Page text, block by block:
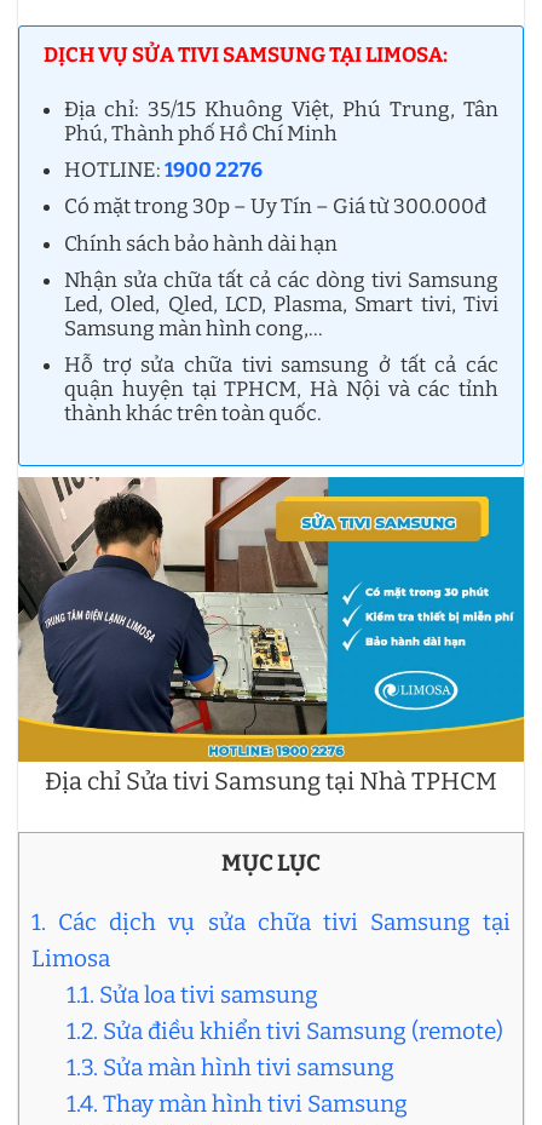
DỊCH VỤ SỬA TIVI SAMSUNG TẠI LIMOSA:
Địa chỉ: 35/15 Khuông Việt, Phú Trung, Tân
Phú, Thành phố Hồ Chí Minh
HOTLINE:1900 2276
Có mặt trong 30p – Uy Tín – Giá từ 300.000đ
Chính sách bảo hành dài hạn
Nhận sửa chữa tất cả các dòng tivi Samsung
Led, Oled, Qled, LCD, Plasma, Smart tivi, Tivi
Samsung màn hình cong,…
Hỗ trợ sửa chữa tivi samsung ở tất cả các
quận huyện tại TPHCM, Hà Nội và các tỉnh
thành khác trên toàn quốc.
Địa chỉ Sửa tivi Samsung tại Nhà TPHCM
MỤC LỤC
1. Các dịch vụ sửa chữa tivi Samsung tại
Limosa
1.1. Sửa loa tivi samsung
1.2. Sửa điều khiển tivi Samsung (remote)
1.3. Sửa màn hình tivi samsung
1.4. Thay màn hình tivi Samsung